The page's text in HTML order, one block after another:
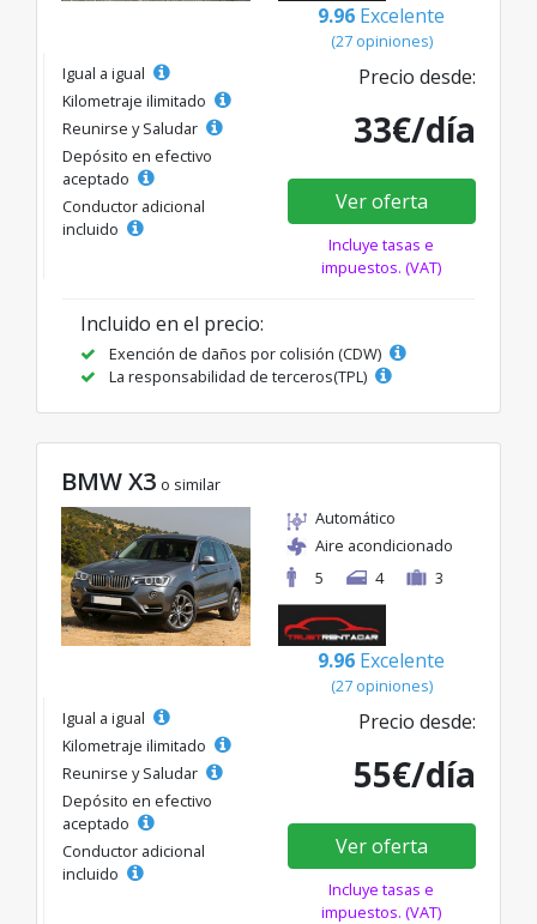
9.96 Excelente
(27 opiniones)
Igual a igual
Kilometraje ilimitado
Reunirse y Saludar
Depósito en efectivo
aceptado
Conductor adicional
incluido
Precio desde:
33€/día
Ver oferta
Incluye tasas e
impuestos. (VAT)
Incluido en el precio:
Exención de daños por colisión (CDW)
La responsabilidad de terceros(TPL)
BMW X3 o similar
Automático
Aire acondicionado
5
4 3
9.96 Excelente
(27 opiniones)
Igual a igual
Kilometraje ilimitado
Reunirse y Saludar
Depósito en efectivo
aceptado
Conductor adicional
incluido
Precio desde:
55€/día
Ver oferta
Incluye tasas e
impuestos. (VAT)